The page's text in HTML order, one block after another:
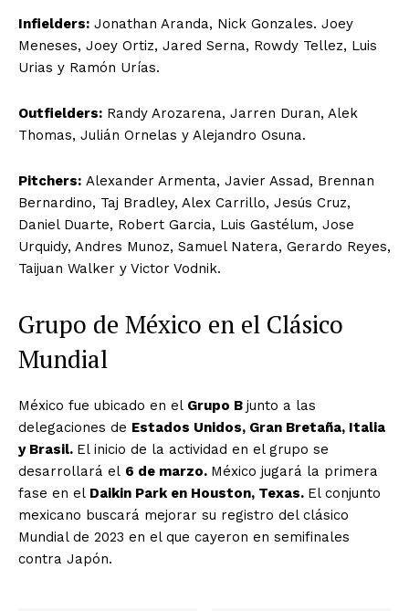
Infielders: Jonathan Aranda, Nick Gonzales. Joey
Meneses, Joey Ortiz, Jared Serna, Rowdy Tellez, Luis
Urias y Ramón Urías.
Outfielders: Randy Arozarena, Jarren Duran, Alek
Thomas, Julián Ornelas y Alejandro Osuna.
Pitchers: Alexander Armenta, Javier Assad, Brennan
Bernardino, Taj Bradley, Alex Carrillo, Jesús Cruz,
Daniel Duarte, Robert Garcia, Luis Gastélum, Jose
Urquidy, Andres Munoz, Samuel Natera, Gerardo Reyes,
Taijuan Walker y Victor Vodnik.
Grupo de México en el Clásico
Mundial
México fue ubicado en el Grupo B junto a las
delegaciones de Estados Unidos, Gran Bretaña, Italia
y Brasil. El inicio de la actividad en el grupo se
desarrollará el 6 de marzo. México jugará la primera
fase en el Daikin Park en Houston, Texas. El conjunto
mexicano buscará mejorar su registro del clásico
Mundial de 2023 en el que cayeron en semifinales
contra Japón.